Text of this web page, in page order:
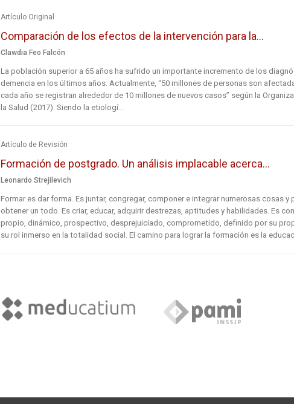
Artículo Original
Comparación de los efectos de la intervención para la...
Clawdia Feo Falcón
La población superior a 65 años ha sufrido un importante incremento de los
demencia en los últimos años. Actualmente, “50 millones de personas son
cada año se registran alrededor de 10 millones de nuevos casos” según la
la Salud (2017). Siendo la etiologí...
Artículo de Revisión
Formación de postgrado. Un análisis implacable acerca...
Leonardo Strejilevich
Formar es dar forma. Es juntar, congregar, componer e integrar numerosas cosas y
obtener un todo. Es criar, educar, adquirir destrezas, aptitudes y habilidades. Es
propio, dinámico, prospectivo, desprejuiciado, comprometido, definido por su
su rol inmerso en la totalidad social. El camino para lograr la formación es la